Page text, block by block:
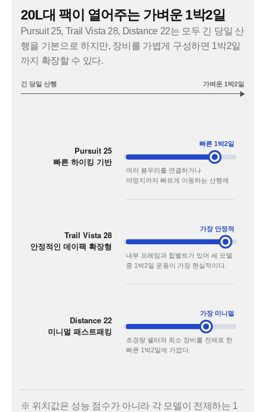
20L대 팩이 열어주는 가벼운 1박2일
Pursuit 25, Trail Vista 28, Distance 22는 모두 긴 당일 산
행을 기본으로 하지만, 장비를 가볍게 구성하면 1박2일
까지 확장할 수 있다.
긴 당일 산행 가벼운 1박2일
※ 위치값은 성능 점수가 아니라 각 모델이 전제하는 1